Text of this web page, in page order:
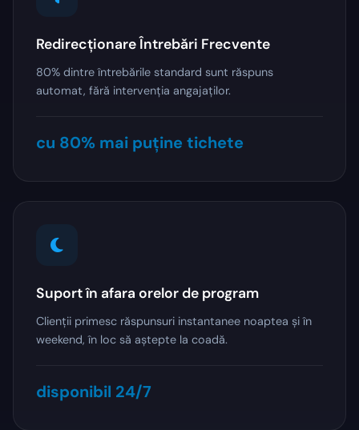
Redirecționare Întrebări Frecvente
80% dintre întrebările standard sunt răspuns
automat, fără intervenția angajaților.
cu 80% mai puține tichete
Suport în afara orelor de program
Clienții primesc răspunsuri instantanee noaptea și în
weekend, în loc să aștepte la coadă.
disponibil 24/7